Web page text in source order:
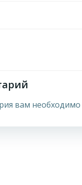
вам необходимо